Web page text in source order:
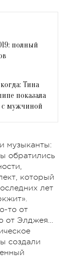
полный
Тина
показала
с мужчиной
музыканты:
обратились
который
лет
то от
от Элджея…
создали